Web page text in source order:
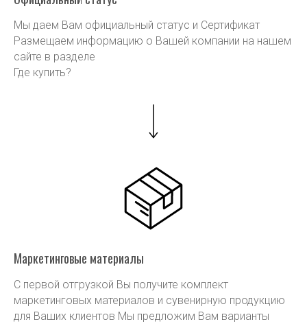
Мы даем Вам официальный статус и Сертификат
Размещаем информацию о Вашей компании на нашем
сайте в разделе
Где купить?
Маркетинговые материалы
С первой отгрузкой Вы получите комплект
маркетинговых материалов и сувенирную продукцию
для Ваших клиентов Мы предложим Вам варианты